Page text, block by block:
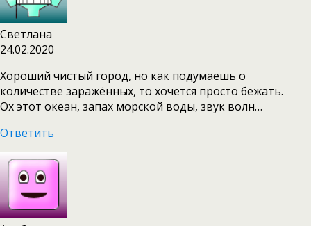
Светлана
24.02.2020
Хороший чистый город, но как подумаешь о
количестве заражённых, то хочется просто бежать.
Ох этот океан, запах морской воды, звук волн…
Ответить